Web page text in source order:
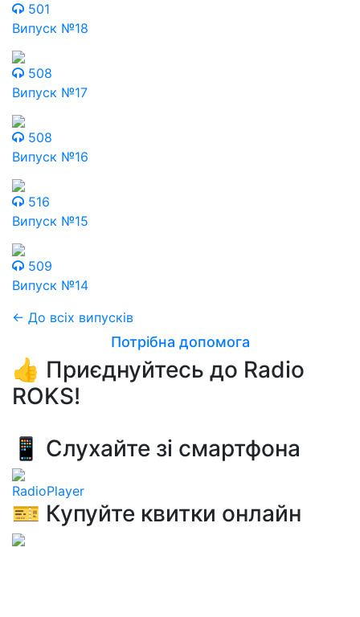
501
Випуск №18
508
Випуск №17
508
Випуск №16
516
Випуск №15
509
Випуск №14
← До всіх випусків
Потрібна допомога
👍 Приєднуйтесь до Radio
ROKS!
📱 Слухайте зі смартфона
RadioPlayer
🎫 Купуйте квитки онлайн